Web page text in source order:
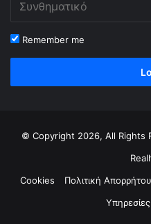
Remember me
© Copyright 2026, All Rights
Cookies
Πολιτική Απορρήτου
Υπηρεσίες